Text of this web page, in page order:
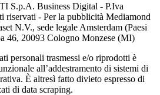
S.p.A. Business Digital - P.Iva
riservati - Per la pubblicità Mediamond
N.V., sede legale Amsterdam (Paesi
46, 20093 Cologno Monzese (MI)
personali trasmessi e/o riprodotti è
all’addestramento di sistemi di
È altresì fatto divieto espresso di
di data scraping.